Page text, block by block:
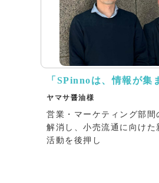
「SPinnoは、情報が集
ヤマサ醤油様
営業・マーケティング部間
解消し、小売流通に向けた
活動を後押し